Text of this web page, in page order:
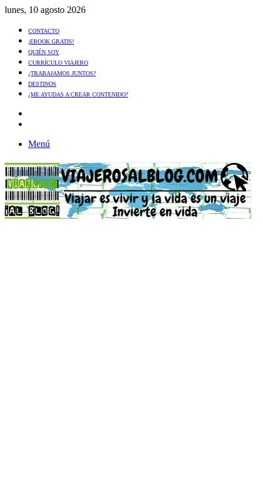
lunes, 10 agosto 2026
CONTACTO
¡EBOOK GRATIS!
QUIÉN SOY
CURRÍCULO VIAJERO
¿TRABAJAMOS JUNTOS?
DESTINOS
¿ME AYUDAS A CREAR CONTENIDO?
Menú